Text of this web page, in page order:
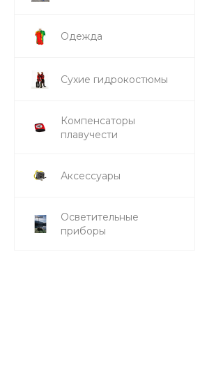
Одежда
Сухие гидрокостюмы
Компенсаторы
плавучести
Аксессуары
Осветительные
приборы